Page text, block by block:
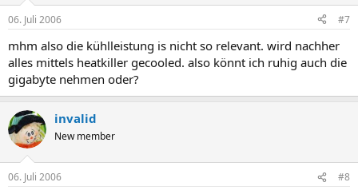
06. Juli 2006 #7
mhm also die kühlleistung is nicht so relevant. wird nachher
alles mittels heatkiller gecooled. also könnt ich ruhig auch die
gigabyte nehmen oder?
invalid
New member
06. Juli 2006 #8